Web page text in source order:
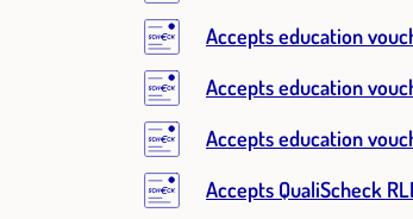
Accepts education
Accepts education
Accepts education
Accepts QualiScheck